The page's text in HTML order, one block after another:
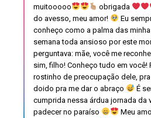
muitooooo
obrigada
do avesso, meu amor!
Eu
conheço como a palma das
semana toda ansioso por este
perguntava: mãe, você me
sim, filho! Conheço tudo em você!
rostinho de preocupação dele, pra
doido pra me dar o abraço
É
cumprida nessa árdua jornada da
padecer no paraíso
Meu